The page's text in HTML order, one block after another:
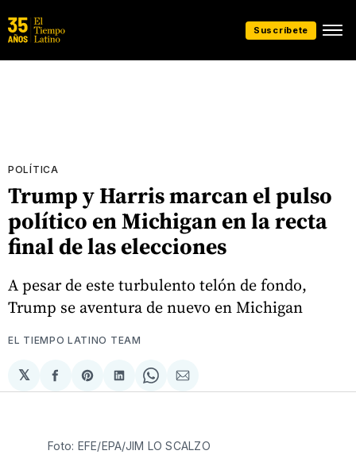
Suscríbete
POLÍTICA
Trump y Harris marcan el pulso
político en Michigan en la recta
final de las elecciones
A pesar de este turbulento telón de fondo,
Trump se aventura de nuevo en Michigan
EL TIEMPO LATINO TEAM
𝕏
Compartir
en
Share
on
Compartir
en
Share
on
Compartir
via
Foto: EFE/EPA/JIM LO SCALZO